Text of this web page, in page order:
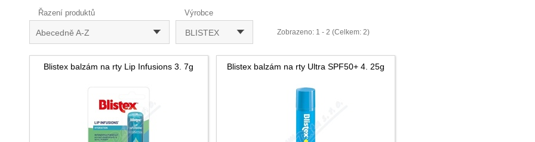
Řazení produktů
Abecedně A-Z
Výrobce
BLISTEX Zobrazeno: 1 - 2 (Celkem: 2)
Blistex balzám na rty Lip Infusions 3. 7g Blistex balzám na rty Ultra SPF50+ 4. 25g